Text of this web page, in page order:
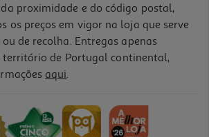
proximidade e do código postal,
os preços em vigor na loja que serve
de recolha. Entregas apenas
território de Portugal continental,
aqui.